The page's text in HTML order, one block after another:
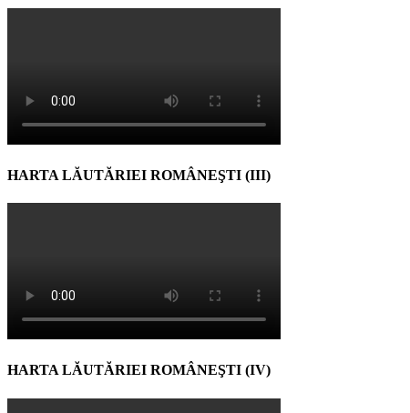
HARTA LĂUTĂRIEI ROMÂNEŞTI (III)
HARTA LĂUTĂRIEI ROMÂNEŞTI (IV)